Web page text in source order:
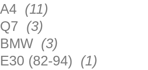
A4 (11)
Q7 (3)
BMW (3)
E30 (82-94) (1)